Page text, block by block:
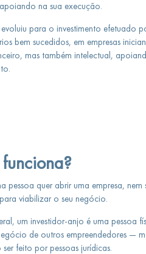
na sua execução.
para o investimento efetuado
bem sucedidos, em empresas
mas também intelectual,
pessoa quer abrir uma empresa,
viabilizar o seu negócio.
um investidor-anjo é uma pessoa
de outros empreendedores —
ser feito por pessoas jurídicas.